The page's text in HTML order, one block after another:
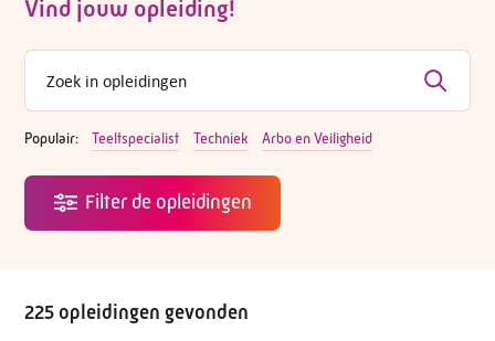
Vind jouw opleiding!
Populair: Teeltspecialist Techniek Arbo en Veiligheid
225 opleidingen gevonden